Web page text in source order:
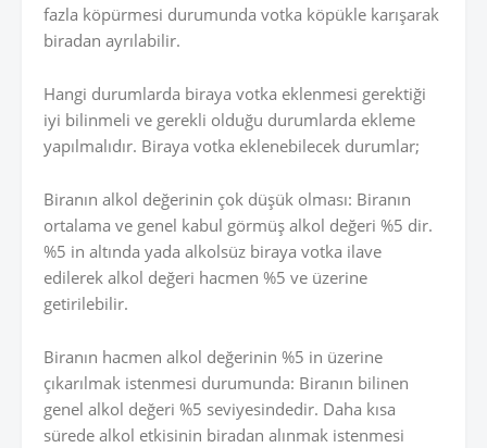
fazla köpürmesi durumunda votka köpükle karışarak
biradan ayrılabilir.
Hangi durumlarda biraya votka eklenmesi gerektiği
iyi bilinmeli ve gerekli olduğu durumlarda ekleme
yapılmalıdır. Biraya votka eklenebilecek durumlar;
Biranın alkol değerinin çok düşük olması: Biranın
ortalama ve genel kabul görmüş alkol değeri %5 dir.
%5 in altında yada alkolsüz biraya votka ilave
edilerek alkol değeri hacmen %5 ve üzerine
getirilebilir.
Biranın hacmen alkol değerinin %5 in üzerine
çıkarılmak istenmesi durumunda: Biranın bilinen
genel alkol değeri %5 seviyesindedir. Daha kısa
sürede alkol etkisinin biradan alınmak istenmesi